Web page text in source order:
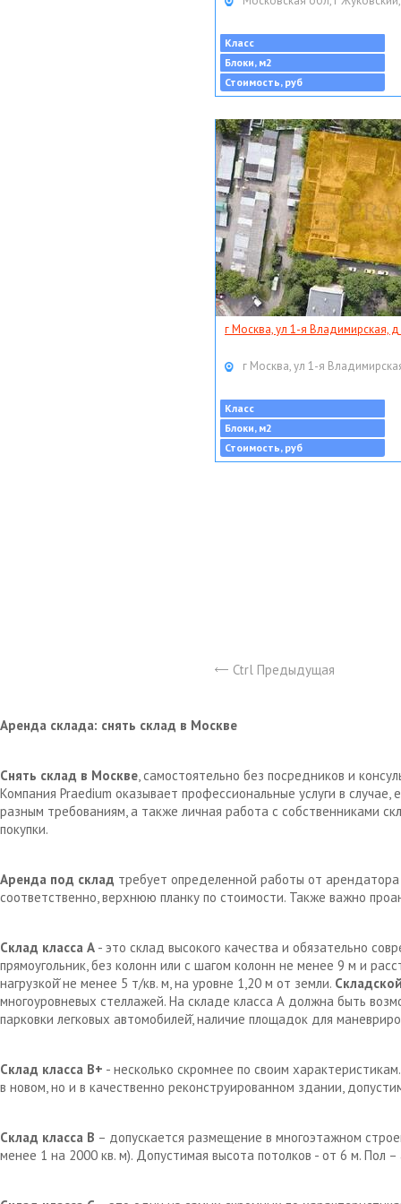
Класс
Блоки, м2
Стоимость, руб
г Москва, ул 1-я Владимирская, д
г Москва, ул 1-я
Класс
Блоки, м2
Стоимость, руб
Ctrl Предыдущая
Аренда склада: снять склад в Москве
Снять склад в Москве, самостоятельно без посредников и
Компания Praedium оказывает профессиональные услуги в
разным требованиям, а также личная работа с собственниками
покупки.
Аренда под склад требует определенной работы от
соответственно, верхнюю планку по стоимости. Также важно
Склад класса А - это склад высокого качества и обязательно
прямоугольник, без колонн или с шагом колонн не менее 9 м и
нагрузкой̆ не менее 5 т/кв. м, на уровне 1,20 м от земли.
многоуровневых стеллажей. На складе класса А должна быть
парковки легковых автомобилей̆, наличие площадок для
Склад класса В+ - несколько скромнее по своим
в новом, но и в качественно реконструированном здании,
Склад класса В – допускается размещение в многоэтажном
менее 1 на 2000 кв. м). Допустимая высота потолков - от 6 м. Пол